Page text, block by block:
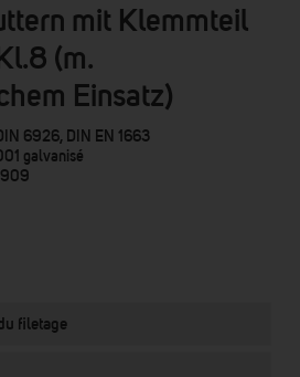
mit Klemmteil
(m.
Einsatz)
6926, DIN EN 1663
galvanisé
filetage